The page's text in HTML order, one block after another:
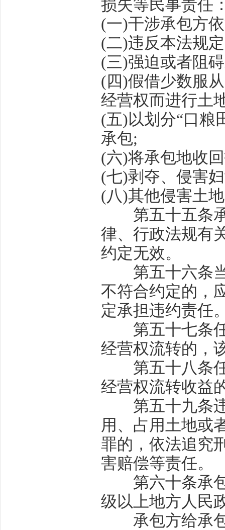
损失等民事责任
(一)干涉承包方
(二)违反本法规
(三)强迫或者阻
( 四)假借少数服
经营权而进行土
(五)以划分“口粮
承包;
(六)将承包地收
(七)剥夺、侵害
(八)其他侵害土
第五十五条
律、行政法规有
约定无效。
第五十六条
不符合约定的，
定承担违约责任
第五十七条
经营权流转的，
第五十八条
经营权流转收益
第五十九条
用、占用土地或
罪的，依法追究
害赔偿等责任。
第六十条承
级以上地方人民
承包方给承包